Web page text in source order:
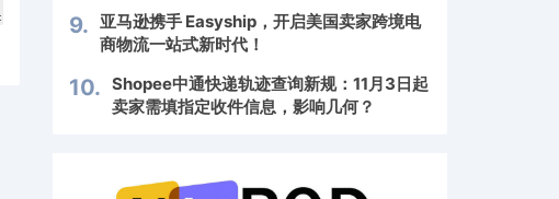
9. 亚马逊携手 Easyship，开启美国卖家跨境电
商物流一站式新时代！
10. Shopee中通快递轨迹查询新规：11月3日起
卖家需填指定收件信息，影响几何？